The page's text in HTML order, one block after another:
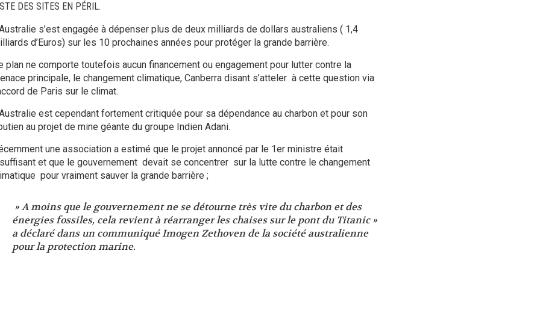
DES SITES EN PÉRIL.
s’est engagée à dépenser plus de deux milliards de dollars australiens ( 1,4
d’Euros) sur les 10 prochaines années pour protéger la grande barrière.
plan ne comporte toutefois aucun financement ou engagement pour lutter contre la
principale, le changement climatique, Canberra disant s’atteler à cette question via
de Paris sur le climat.
est cependant fortement critiquée pour sa dépendance au charbon et pour son
au projet de mine géante du groupe Indien Adani.
une association a estimé que le projet annoncé par le 1er ministre était
et que le gouvernement devait se concentrer sur la lutte contre le changement
pour vraiment sauver la grande barrière ;
» A moins que le gouvernement ne se détourne très vite du charbon et des
énergies fossiles, cela revient à réarranger les chaises sur le pont du Titanic »
a déclaré dans un communiqué Imogen Zethoven de la société australienne
pour la protection marine.